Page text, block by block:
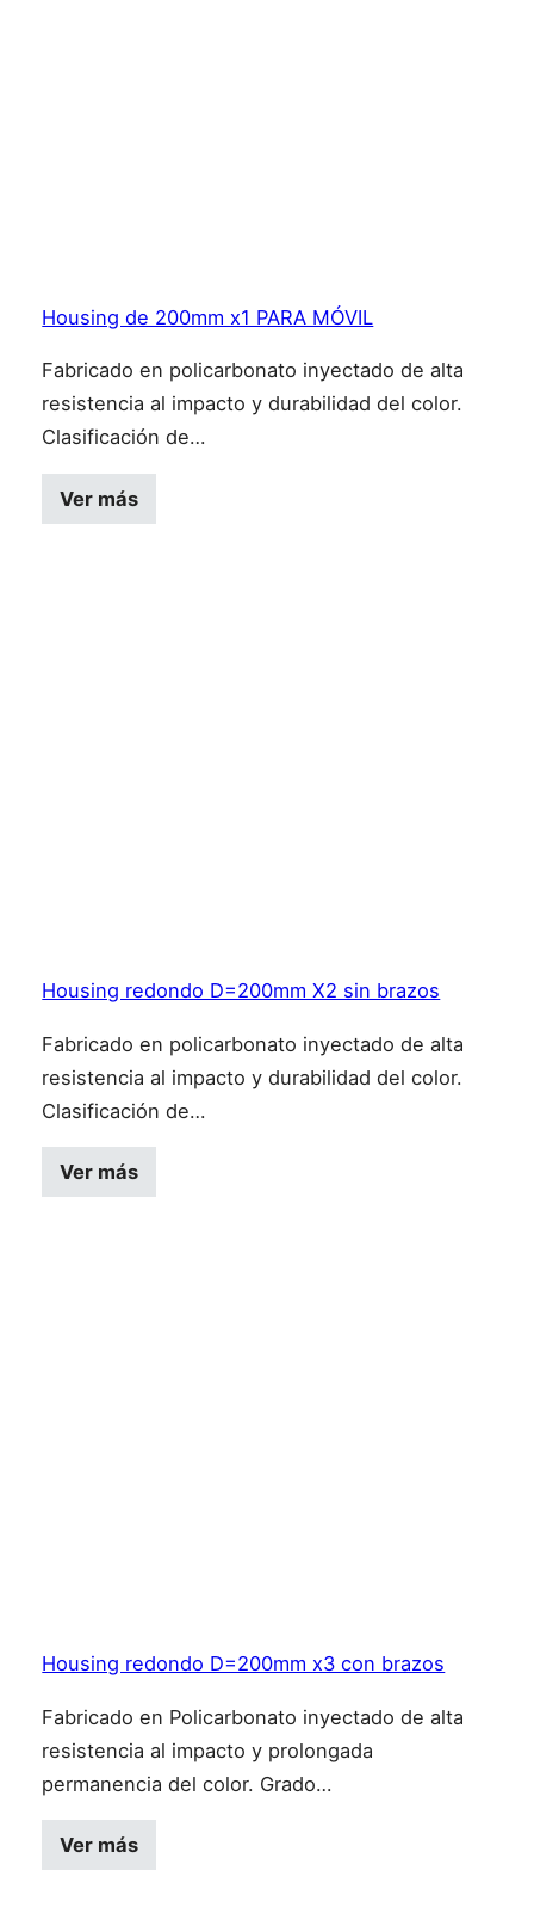
Housing de 200mm x1 PARA MÓVIL
Fabricado en policarbonato inyectado de alta
resistencia al impacto y durabilidad del color.
Clasificación de…
Ver más
Housing redondo D=200mm X2 sin brazos
Fabricado en policarbonato inyectado de alta
resistencia al impacto y durabilidad del color.
Clasificación de…
Ver más
Housing redondo D=200mm x3 con brazos
Fabricado en Policarbonato inyectado de alta
resistencia al impacto y prolongada
permanencia del color. Grado…
Ver más